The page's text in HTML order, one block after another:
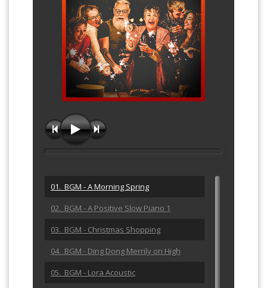
01. BGM - A Morning Spring
02. BGM - A Positive Slow Piano 1
03. BGM - Christmas Shopping
04. BGM - Ding Dong Merrily on High
05. BGM - Lora Acoustic